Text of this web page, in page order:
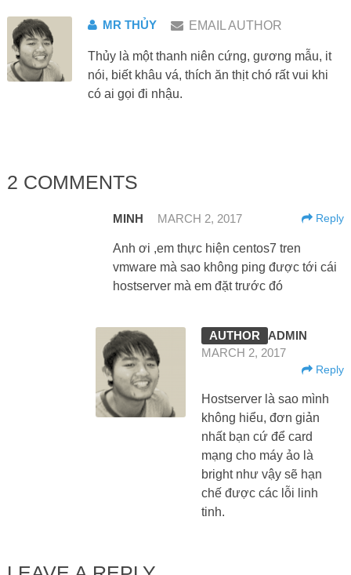
MR THỦY EMAIL AUTHOR
Thủy là một thanh niên cứng, gương mẫu, it
nói, biết khâu vá, thích ăn thịt chó rất vui khi
có ai gọi đi nhậu.
2 COMMENTS
MINH MARCH 2, 2017 Reply
Anh ơi ,em thực hiện centos7 tren
vmware mà sao không ping được tới cái
hostserver mà em đặt trước đó
ADMIN
MARCH 2, 2017
Reply
Hostserver là sao mình
không hiểu, đơn giản
nhất bạn cứ để card
mạng cho máy ảo là
bright như vậy sẽ hạn
chế được các lỗi linh
tinh.